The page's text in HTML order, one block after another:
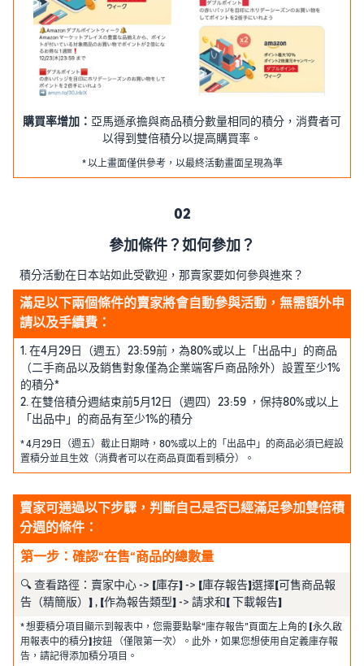
購買率增加： 亞馬遜承擔與商品積分數量相同的積分，消費者可
以得到雙倍積分以提高購買率。
* 以上畫面僅供參考，以最終活動畫面呈現為準
02
參加條件？如何參加？
積分活動在日本站如此受歡迎，那賣家要如何參與進來？
滿足以下兩個條件的賣家將會自動參與活動，無需額外申
請以及手續費：
1. 在4月29日（週五）23:59前，為80%或以上「出品中」的商品
（二手商品以及銷售對象僅為企業端客戶商品除外）設置至少1%
的積分*
2. 在雙倍積分週結束前5月12日（週四）23:59 ，保持80%或以上
「出品中」的商品有至少1%的積分
* 4月29日（週五）截止日期時，80%或以上的「出品中」的商品必須已經設
置積分並且生效（消費者可以在商品頁面看到積分）。
賣家可通過以下步驟，判斷自己是否已經滿足參加雙倍積
分週的條件：
第一步：確認“在售“商品的總數量
🔍 查看路徑：賣家中心 -> 【庫存】 -> 【庫存報告】選擇【可售商品報
告（精簡版）】 , 【作為報告類型】 -> 請求和【 下載報告】
* 想要積分項目顯示到報表中，您需要點擊“庫存報告”頁面左上角的 【永久啟
用報表中的積分】按鈕 （僅限第一次）。此外，如果您想使用自定義庫存報
告，請記得添加積分項目。